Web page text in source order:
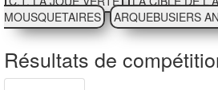
MOUSQUETAIRES
ARQUEBUSIERS
Résultats de